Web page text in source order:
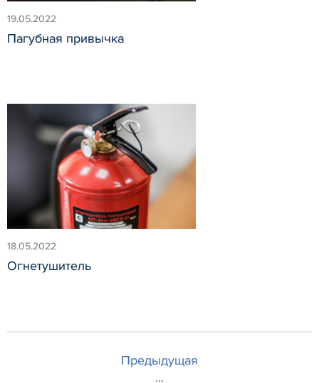
19.05.2022
Пагубная привычка
18.05.2022
Огнетушитель
Предыдущая
...